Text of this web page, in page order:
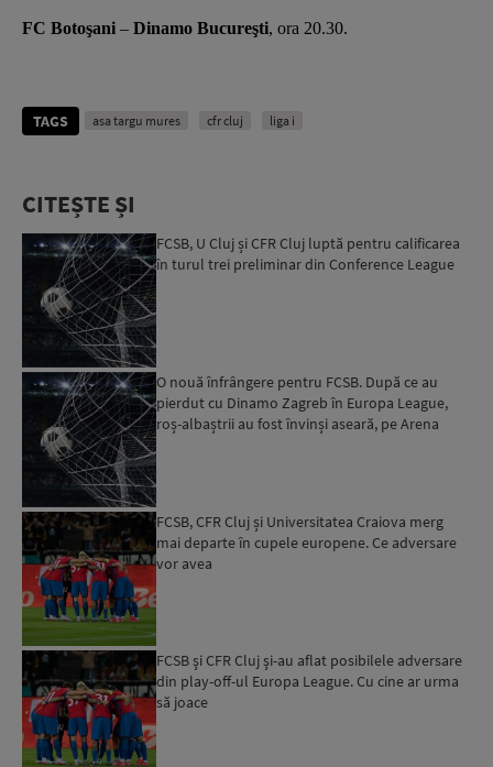
FC Botoşani – Dinamo Bucureşti, ora 20.30.
TAGS asa targu mures cfr cluj liga i
CITEȘTE ȘI
FCSB, U Cluj și CFR Cluj luptă pentru calificarea
în turul trei preliminar din Conference League
O nouă înfrângere pentru FCSB. După ce au
pierdut cu Dinamo Zagreb în Europa League,
roș-albaștrii au fost învinși aseară, pe Arena
FCSB, CFR Cluj și Universitatea Craiova merg
mai departe în cupele europene. Ce adversare
vor avea
FCSB şi CFR Cluj şi-au aflat posibilele adversare
din play-off-ul Europa League. Cu cine ar urma
să joace